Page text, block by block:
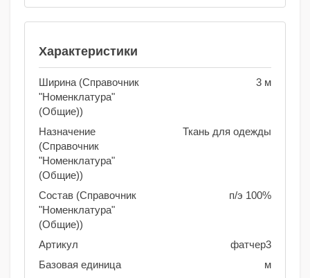
Характеристики
Ширина (Справочник
"Номенклатура"
(Общие))
3 м
Назначение
(Справочник
"Номенклатура"
(Общие))
Ткань для одежды
Состав (Справочник
"Номенклатура"
(Общие))
п/э 100%
Артикул
фатчер3
Базовая единица
м